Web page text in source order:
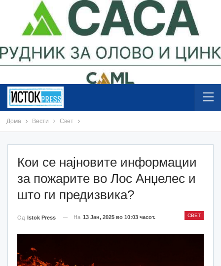
Дома Вести Свет
Кои се најновите информации
за пожарите во Лос Анџелес и
што ги предизвика?
СВЕТ
Од Istok Press На 13 Јан, 2025 во 10:03 часот.